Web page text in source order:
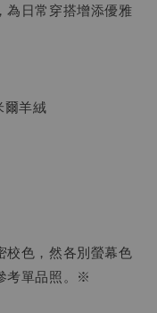
為日常穿搭增添優雅
爾羊絨
色，然各別螢幕色
考單品照。※